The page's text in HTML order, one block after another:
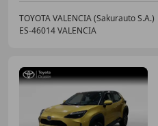
TOYOTA VALENCIA (Sakurauto S.A.)
ES-46014 VALENCIA